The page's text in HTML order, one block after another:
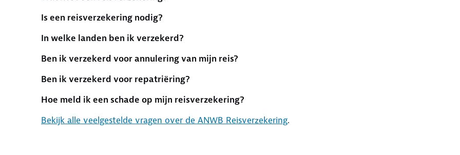
Is een reisverzekering nodig?
In welke landen ben ik verzekerd?
Ben ik verzekerd voor annulering van mijn reis?
Ben ik verzekerd voor repatriëring?
Hoe meld ik een schade op mijn reisverzekering?
Bekijk alle veelgestelde vragen over de ANWB Reisverzekering.